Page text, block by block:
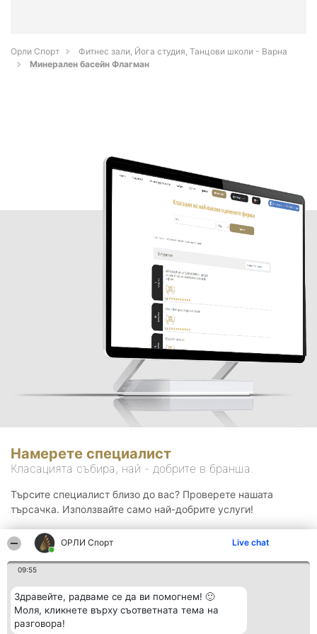
ОРЛИ Спорт Live chat
09:55
Здравейте, радваме се да ви помогнем! 🙂
Моля, кликнете върху съответната тема на
разговора!
Орли Спорт
Фитнес зали, Йога студия, Танцови школи - Варна
Минерален басейн Флагман
Намерете специалист
Класацията събира, най - добрите в бранша.
Търсите специалист близо до вас? Проверете нашата
търсачка. Използвайте само най-добрите услуги!